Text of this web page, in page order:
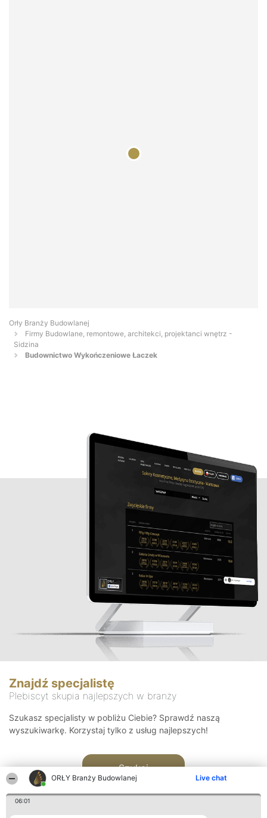
ORŁY Branży Budowlanej Live chat
06:01
Orły Branży Budowlanej
Firmy Budowlane, remontowe, architekci, projektanci wnętrz -
Sidzina
Budownictwo Wykończeniowe Łaczek
Znajdź specjalistę
Plebiscyt skupia najlepszych w branży
Szukasz specjalisty w pobliżu Ciebie? Sprawdź naszą
wyszukiwarkę. Korzystaj tylko z usług najlepszych!
Szukaj